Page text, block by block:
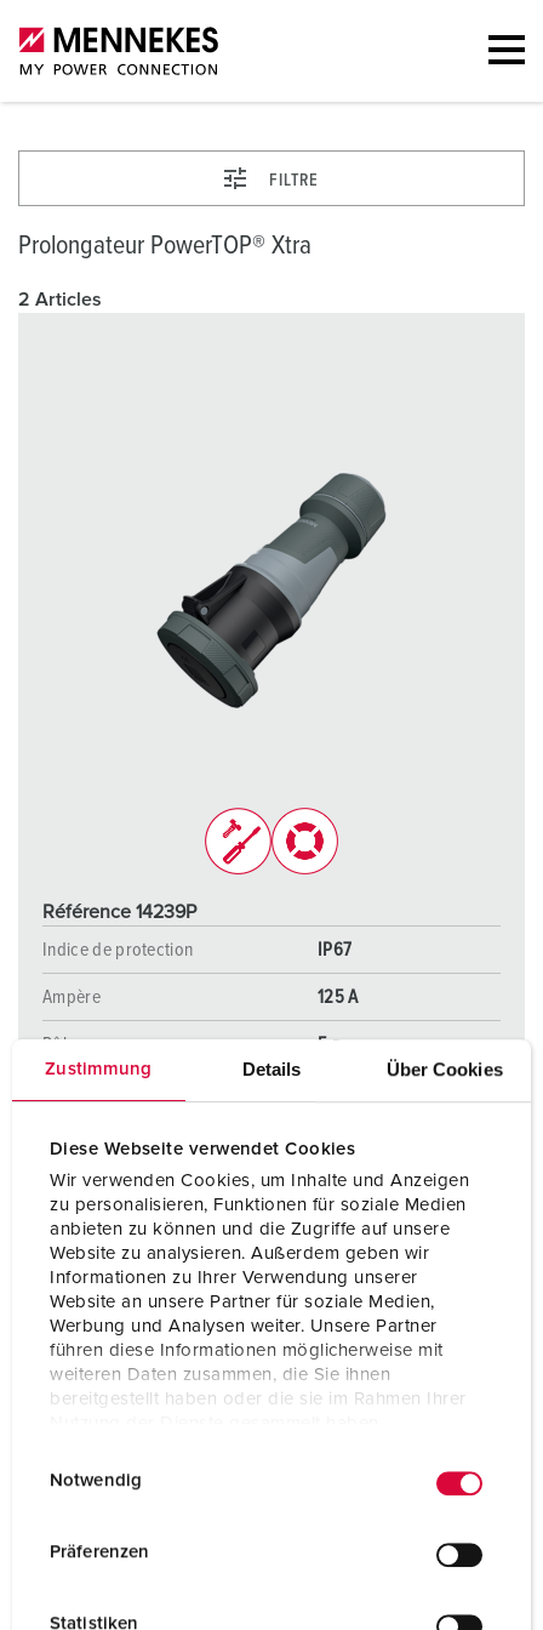
Zustimmung Details Über Cookies
Diese Webseite verwendet Cookies
Wir verwenden Cookies, um Inhalte und Anzeigen
zu personalisieren, Funktionen für soziale Medien
anbieten zu können und die Zugriffe auf unsere
Website zu analysieren. Außerdem geben wir
Informationen zu Ihrer Verwendung unserer
Website an unsere Partner für soziale Medien,
Werbung und Analysen weiter. Unsere Partner
führen diese Informationen möglicherweise mit
weiteren Daten zusammen, die Sie ihnen
bereitgestellt haben oder die sie im Rahmen Ihrer
Notwendig
Präferenzen
Statistiken
FILTRE
Prolongateur PowerTOP® Xtra
2 Articles
Référence 14239P
Indice de protection
IP67
Ampère 125 A
Pôles 5 p
Technique de raccordement avec bornes à vis
Contacts X-CONTACT®
VERS LE PRODUIT